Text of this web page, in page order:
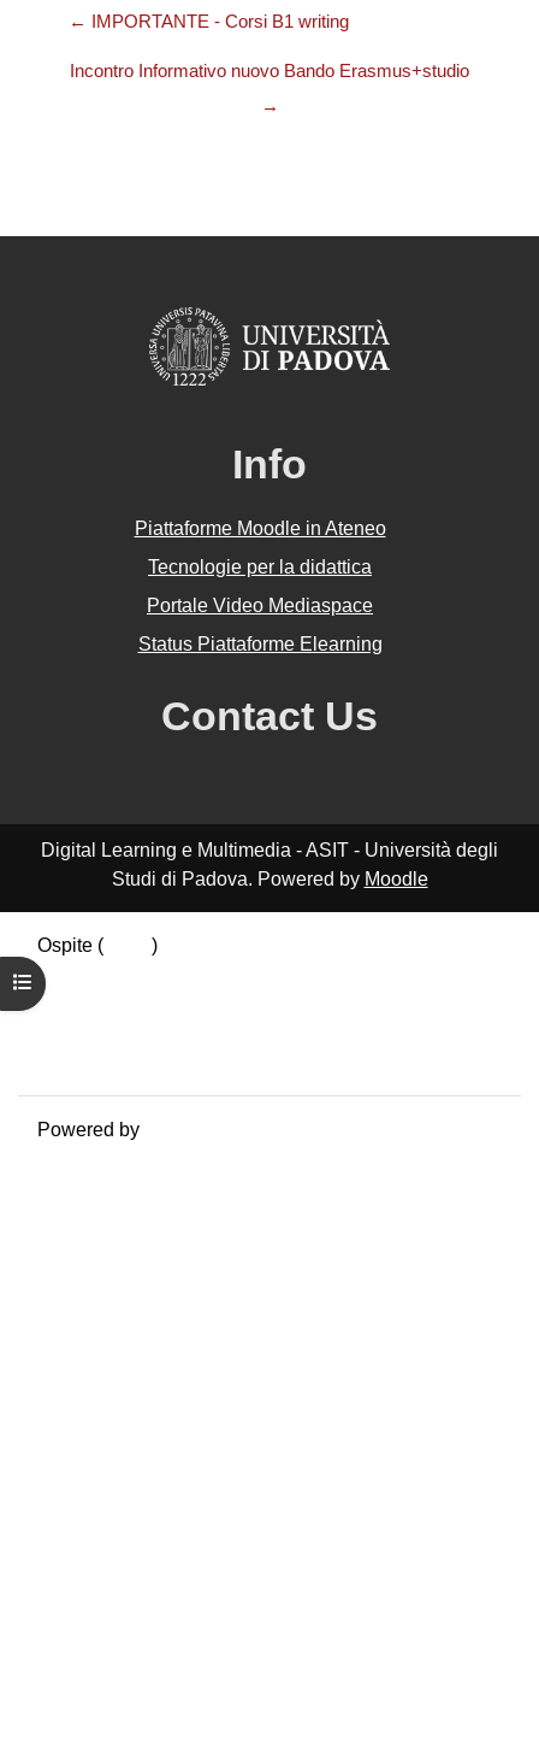
Apri indice del corso
← IMPORTANTE - Corsi B1 writing
Incontro Informativo nuovo Bando Erasmus+studio
→
Info
Piattaforme Moodle in Ateneo
Tecnologie per la didattica
Portale Video Mediaspace
Status Piattaforme Elearning
Contact Us
Digital Learning e Multimedia - ASIT - Università degli
Studi di Padova. Powered by Moodle
Ospite (
)
Riepilogo della conservazione dei dati
Politiche
Powered by